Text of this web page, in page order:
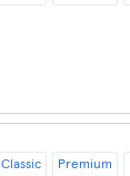
Classic Premium